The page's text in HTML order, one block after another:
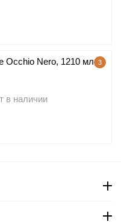
3
Occhio Nero, 1210 мл,
в наличии